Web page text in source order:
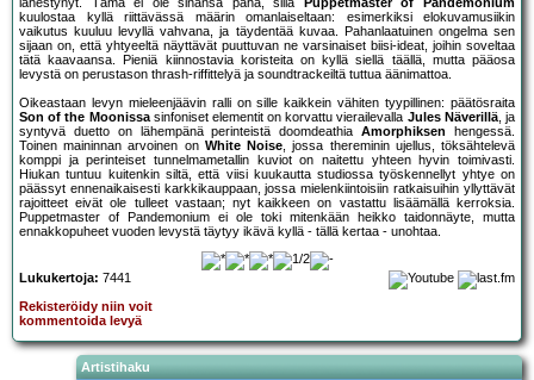
lähestynyt. Tämä ei ole sinänsä paha, sillä
Puppetmaster of Pandemonium
kuulostaa kyllä riittävässä määrin omanlaiseltaan: esimerkiksi elokuvamusiikin
vaikutus kuuluu levyllä vahvana, ja täydentää kuvaa. Pahanlaatuinen ongelma sen
sijaan on, että yhtyeeltä näyttävät puuttuvan ne varsinaiset biisi-ideat, joihin soveltaa
tätä kaavaansa. Pieniä kiinnostavia koristeita on kyllä siellä täällä, mutta pääosa
levystä on perustason thrash-riffittelyä ja soundtrackeiltä tuttua äänimattoa.
Oikeastaan levyn mieleenjäävin ralli on sille kaikkein vähiten tyypillinen: päätösraita
Son of the Moonissasinfoniset elementit on korvattu vierailevalla Jules Näverillä, ja
syntyvä duetto on lähempänä perinteistä doomdeathiaAmorphiksen hengessä.
Toinen maininnan arvoinen on White Noise, jossa thereminin ujellus, töksähtelevä
komppi ja perinteiset tunnelmametallin kuviot on naitettu yhteen hyvin toimivasti.
Hiukan tuntuu kuitenkin siltä, että viisi kuukautta studiossa työskennellyt yhtye on
päässyt ennenaikaisesti karkkikauppaan, jossa mielenkiintoisiin ratkaisuihin yllyttävät
rajoitteet eivät ole tulleet vastaan; nyt kaikkeen on vastattu lisäämällä kerroksia.
Puppetmaster of Pandemonium ei ole toki mitenkään heikko taidonnäyte, mutta
ennakkopuheet vuoden levystä täytyy ikävä kyllä - tällä kertaa - unohtaa.
Lukukertoja: 7441
Rekisteröidy niin voit
kommentoida levyä
Artistihaku